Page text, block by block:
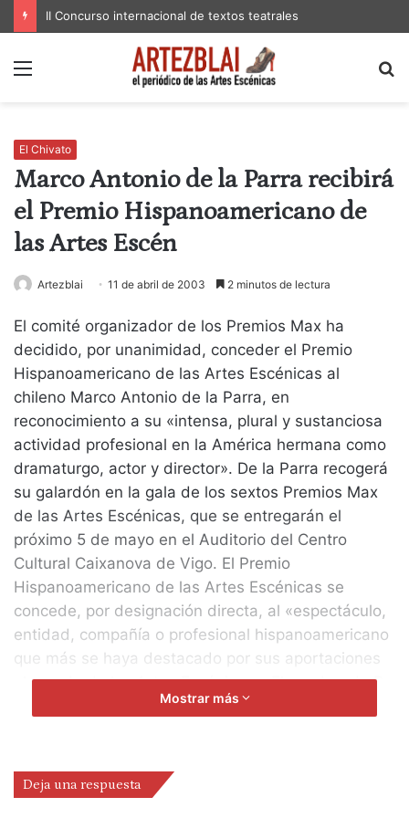
II Concurso internacional de textos teatrales
Menú
El Chivato
Marco Antonio de la Parra recibirá
el Premio Hispanoamericano de
las Artes Escén
Artezblai 11 de abril de 2003 2 minutos de lectura
El comité organizador de los Premios Max ha
decidido, por unanimidad, conceder el Premio
Hispanoamericano de las Artes Escénicas al
chileno Marco Antonio de la Parra, en
reconocimiento a su «intensa, plural y sustanciosa
actividad profesional en la América hermana como
dramaturgo, actor y director». De la Parra recogerá
su galardón en la gala de los sextos Premios Max
de las Artes Escénicas, que se entregarán el
próximo 5 de mayo en el Auditorio del Centro
Cultural Caixanova de Vigo. El Premio
Hispanoamericano de las Artes Escénicas se
concede, por designación directa, al «espectáculo,
entidad, compañía o profesional hispanoamericano
que más se haya destacado por sus aportaciones
al mundo de las Artes Escénicas». El nombre de De
la Parra se suma a un destacado cuadro de honor
(2000), Les Luthiers (2001) y el Teatro General de
San Martín (2002).
Mostrar más
Deja una respuesta